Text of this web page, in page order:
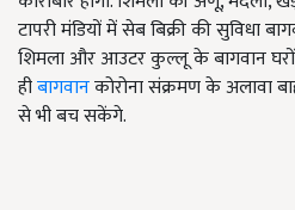
टापरी मंडियों में सेब बिक्री की सुविधा
शिमला और आउटर कुल्लू के बागवान
हीबागवानकोरोना संक्रमण के अलावा
से भी बच सकेंगे.